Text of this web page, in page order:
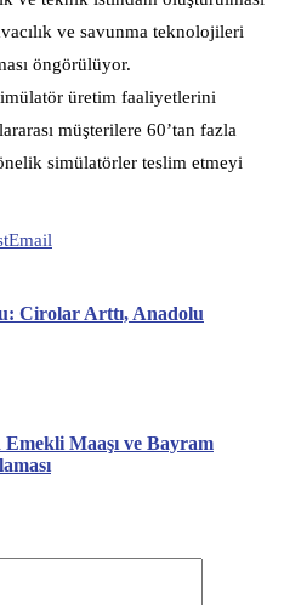
ve savunma teknolojileri
öngörülüyor.
üretim faaliyetlerini
müşterilere 60’tan fazla
simülatörler teslim etmeyi
Email
Cirolar Arttı, Anadolu
Maaşı ve Bayram